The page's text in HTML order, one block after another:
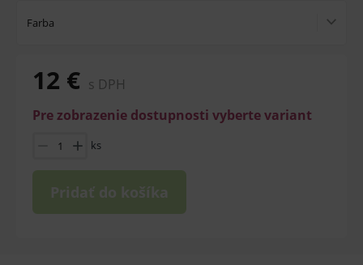
Farba
12 € s DPH
Pre zobrazenie dostupnosti vyberte variant
ks
Pridať do košíka